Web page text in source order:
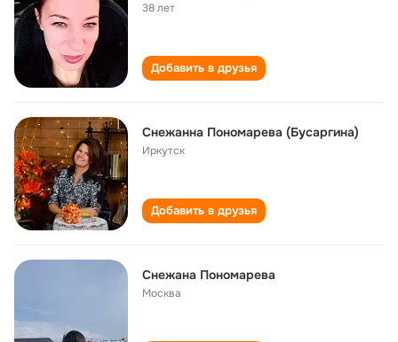
38 лет
Добавить в друзья
Снежанна Пономарева (Бусаргина)
Иркутск
Добавить в друзья
Снежана Пономарева
Москва